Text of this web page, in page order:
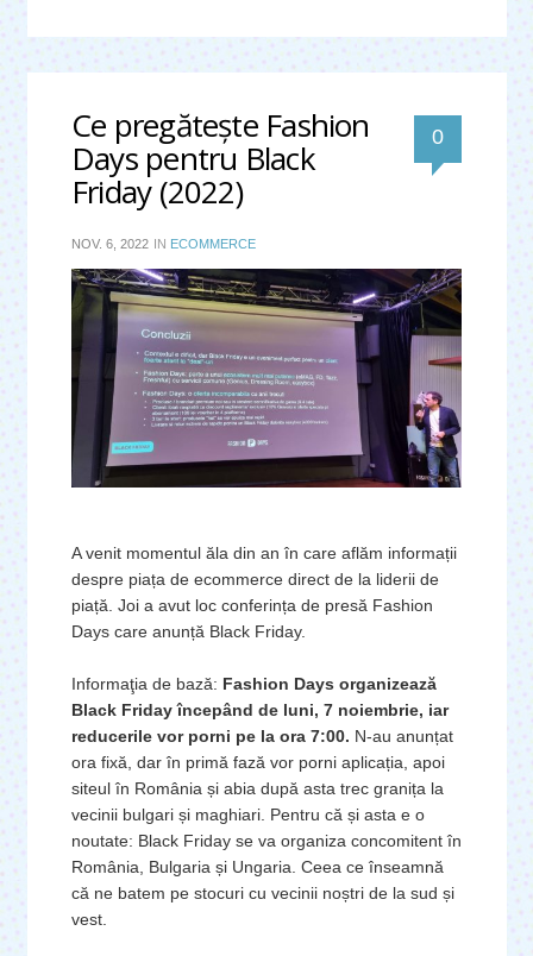
Ce pregăteşte Fashion
Days pentru Black
Friday (2022)
0
NOV. 6, 2022 IN ECOMMERCE
A venit momentul ăla din an în care aflăm informații
despre piața de ecommerce direct de la liderii de
piață. Joi a avut loc conferința de presă Fashion
Days care anunță Black Friday.
Informaţia de bază: Fashion Days organizează
Black Friday începând de luni, 7 noiembrie, iar
reducerile vor porni pe la ora 7:00. N-au anunțat
ora fixă, dar în primă fază vor porni aplicația, apoi
siteul în România și abia după asta trec granița la
vecinii bulgari și maghiari. Pentru că și asta e o
noutate: Black Friday se va organiza concomitent în
România, Bulgaria și Ungaria. Ceea ce înseamnă
că ne batem pe stocuri cu vecinii noștri de la sud și
vest.